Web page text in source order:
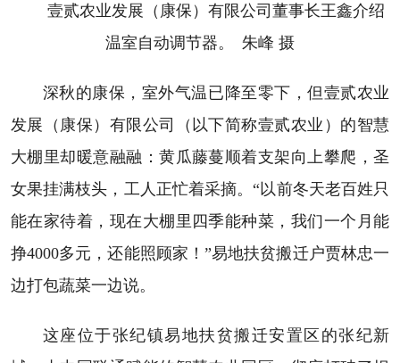
壹贰农业发展（康保）有限公司董事长王鑫介绍
温室自动调节器。 朱峰 摄
深秋的康保，室外气温已降至零下，但壹贰农业
发展（康保）有限公司（以下简称壹贰农业）的智慧
大棚里却暖意融融：黄瓜藤蔓顺着支架向上攀爬，圣
女果挂满枝头，工人正忙着采摘。“以前冬天老百姓只
能在家待着，现在大棚里四季能种菜，我们一个月能
挣4000多元，还能照顾家！”易地扶贫搬迁户贾林忠一
边打包蔬菜一边说。
这座位于张纪镇易地扶贫搬迁安置区的张纪新